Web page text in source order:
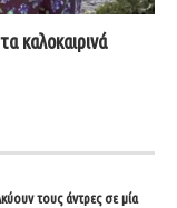
καλοκαιρινά
τους άντρες σε μία